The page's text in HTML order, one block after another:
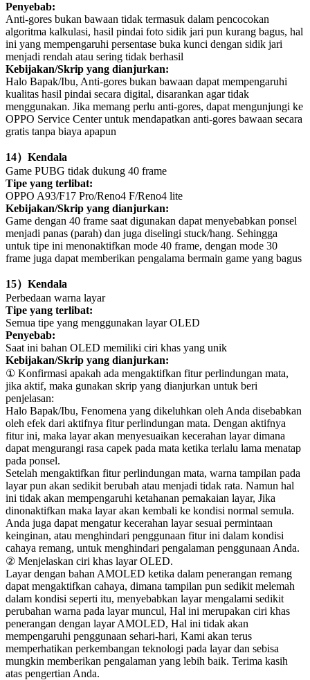
Penyebab:
Anti-gores bukan bawaan tidak termasuk dalam pencocokan
algoritma kalkulasi, hasil pindai foto sidik jari pun kurang bagus, hal
ini yang mempengaruhi persentase buka kunci dengan sidik jari
menjadi rendah atau sering tidak berhasil
Kebijakan/Skrip yang dianjurkan:
Halo Bapak/Ibu, Anti-gores bukan bawaan dapat mempengaruhi
kualitas hasil pindai secara digital, disarankan agar tidak
menggunakan. Jika memang perlu anti-gores, dapat mengunjungi ke
OPPO Service Center untuk mendapatkan anti-gores bawaan secara
gratis tanpa biaya apapun
14） Kendala
Game PUBG tidak dukung 40 frame
Tipe yang terlibat:
OPPO A93/F17 Pro/Reno4 F/Reno4 lite
Kebijakan/Skrip yang dianjurkan:
Game dengan 40 frame saat digunakan dapat menyebabkan ponsel
menjadi panas (parah) dan juga diselingi stuck/hang. Sehingga
untuk tipe ini menonaktifkan mode 40 frame, dengan mode 30
frame juga dapat memberikan pengalama bermain game yang bagus
15） Kendala
Perbedaan warna layar
Tipe yang terlibat:
Semua tipe yang menggunakan layar OLED
Penyebab:
Saat ini bahan OLED memiliki ciri khas yang unik
Kebijakan/Skrip yang dianjurkan:
① Konfirmasi apakah ada mengaktifkan fitur perlindungan mata,
jika aktif, maka gunakan skrip yang dianjurkan untuk beri
penjelasan:
Halo Bapak/Ibu, Fenomena yang dikeluhkan oleh Anda disebabkan
oleh efek dari aktifnya fitur perlindungan mata. Dengan aktifnya
fitur ini, maka layar akan menyesuaikan kecerahan layar dimana
dapat mengurangi rasa capek pada mata ketika terlalu lama menatap
pada ponsel.
Setelah mengaktifkan fitur perlindungan mata, warna tampilan pada
layar pun akan sedikit berubah atau menjadi tidak rata. Namun hal
ini tidak akan mempengaruhi ketahanan pemakaian layar, Jika
dinonaktifkan maka layar akan kembali ke kondisi normal semula.
Anda juga dapat mengatur kecerahan layar sesuai permintaan
keinginan, atau menghindari penggunaan fitur ini dalam kondisi
cahaya remang, untuk menghindari pengalaman penggunaan Anda.
② Menjelaskan ciri khas layar OLED.
Layar dengan bahan AMOLED ketika dalam penerangan remang
dapat mengaktifkan cahaya, dimana tampilan pun sedikit melemah
dalam kondisi seperti itu, menyebabkan layar mengalami sedikit
perubahan warna pada layar muncul, Hal ini merupakan ciri khas
penerangan dengan layar AMOLED, Hal ini tidak akan
mempengaruhi penggunaan sehari-hari, Kami akan terus
memperhatikan perkembangan teknologi pada layar dan sebisa
mungkin memberikan pengalaman yang lebih baik. Terima kasih
atas pengertian Anda.